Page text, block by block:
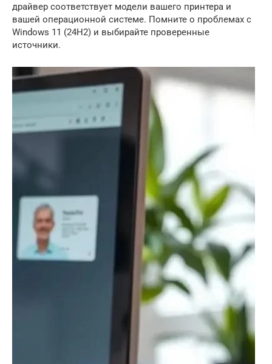
драйвер соответствует модели вашего принтера и
вашей операционной системе. Помните о проблемах с
Windows 11 (24H2) и выбирайте проверенные
источники.